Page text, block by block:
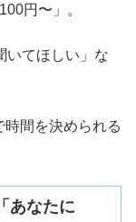
円〜」。
いてほしい」な
間を決められる
あなたに